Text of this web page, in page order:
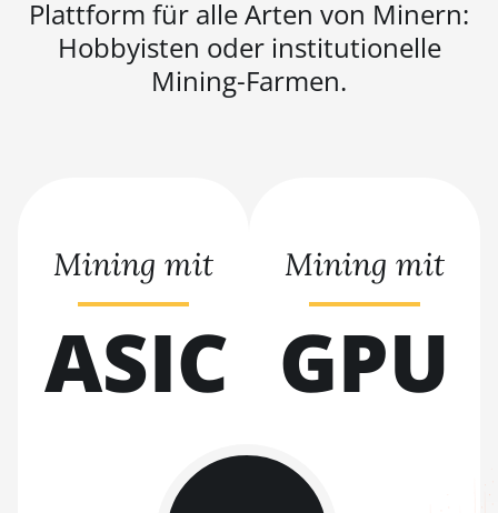
BITMAIN AntMiner
L11 Hyd. 2U (33Gh)
BITMAIN AntMiner
L11 Hyd. 6U (33Gh)
BITMAIN AntMiner
BITMAIN AntMiner
L7
BITMAIN AntMiner
Plattform für alle Arten von Minern:
Hobbyisten oder institutionelle
Mining-Farmen.
Mining mit
ASIC
Mining mit
GPU